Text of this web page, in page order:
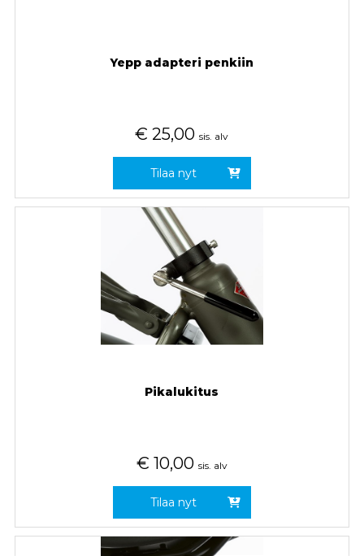
Yepp adapteri penkiin
€ 25,00 sis. alv
Tilaa nyt
Pikalukitus
€ 10,00 sis. alv
Tilaa nyt